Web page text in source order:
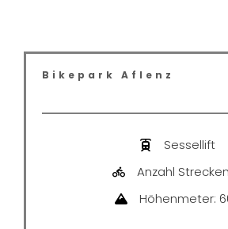
Bikepark Aflenz
Sessellift
Anzahl
Höhenmeter: